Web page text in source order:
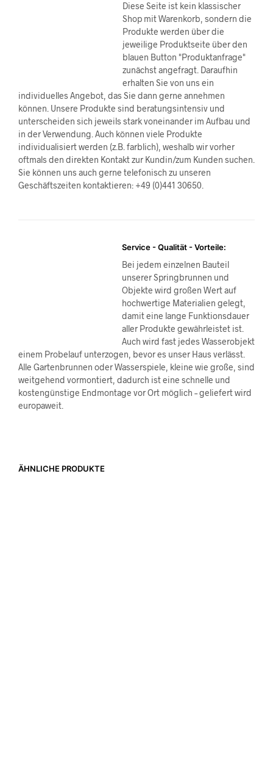
Diese Seite ist kein klassischer
Shop mit Warenkorb, sondern die
Produkte werden über die
jeweilige Produktseite über den
blauen Button "Produktanfrage"
zunächst angefragt. Daraufhin
erhalten Sie von uns ein
individuelles Angebot, das Sie dann gerne annehmen
können. Unsere Produkte sind beratungsintensiv und
unterscheiden sich jeweils stark voneinander im Aufbau und
in der Verwendung. Auch können viele Produkte
individualisiert werden (z.B. farblich), weshalb wir vorher
oftmals den direkten Kontakt zur Kundin/zum Kunden suchen.
Sie können uns auch gerne telefonisch zu unseren
Geschäftszeiten kontaktieren: +49 (0)441 30650.
Service - Qualität - Vorteile:
Bei jedem einzelnen Bauteil
unserer Springbrunnen und
Objekte wird großen Wert auf
hochwertige Materialien gelegt,
damit eine lange Funktionsdauer
aller Produkte gewährleistet ist.
Auch wird fast jedes Wasserobjekt
einem Probelauf unterzogen, bevor es unser Haus verlässt.
Alle Gartenbrunnen oder Wasserspiele, kleine wie große, sind
weitgehend vormontiert, dadurch ist eine schnelle und
kostengünstige Endmontage vor Ort möglich – geliefert wird
europaweit.
ÄHNLICHE PRODUKTE